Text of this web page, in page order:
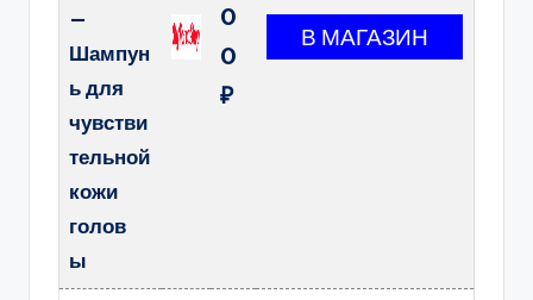
—
Шампун
ь для
чувстви
тельной
кожи
голов
ы
0
0
₽